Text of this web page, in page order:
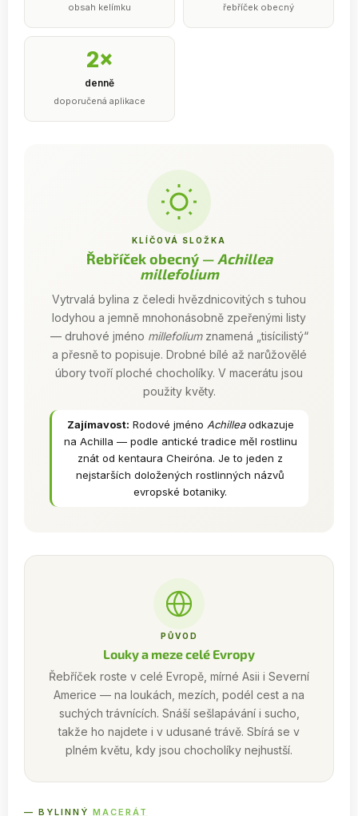
obsah kelímku řebříček obecný
2×
denně
doporučená aplikace
KLÍČOVÁ SLOŽKA
Řebříček obecný —Achillea
millefolium
Vytrvalá bylina z čeledi hvězdnicovitých s tuhou
lodyhou a jemně mnohonásobně zpeřenými listy
— druhové jméno millefoliumznamená „tisícilistý“
a přesně to popisuje. Drobné bílé až narůžovělé
úbory tvoří ploché chocholíky. V macerátu jsou
použity květy.
Zajímavost: Rodové jméno Achilleaodkazuje
na Achilla — podle antické tradice měl rostlinu
znát od kentaura Cheiróna. Je to jeden z
nejstarších doložených rostlinných názvů
evropské botaniky.
PŮVOD
Louky a meze celé Evropy
Řebříček roste v celé Evropě, mírné Asii i Severní
Americe — na loukách, mezích, podél cest a na
suchých trávnících. Snáší sešlapávání i sucho,
takže ho najdete i v udusané trávě. Sbírá se v
plném květu, kdy jsou chocholíky nejhustší.
— BYLINNÝ MACERÁT